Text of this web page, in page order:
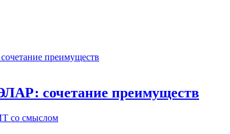
сочетание преимуществ